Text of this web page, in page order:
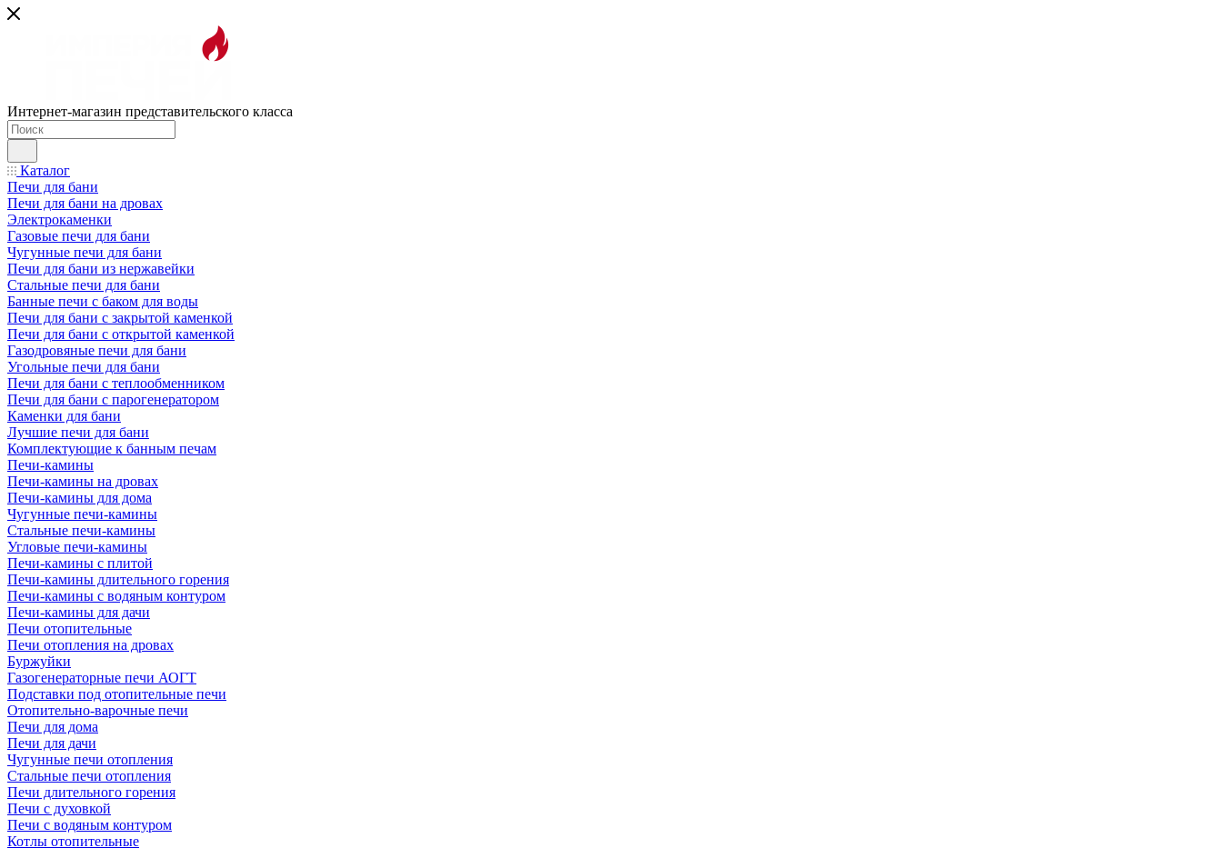
Интернет-магазин представительского класса
Каталог
Печи для бани
Печи для бани на дровах
Электрокаменки
Газовые печи для бани
Чугунные печи для бани
Печи для бани из нержавейки
Стальные печи для бани
Банные печи с баком для воды
Печи для бани с закрытой каменкой
Печи для бани с открытой каменкой
Газодровяные печи для бани
Угольные печи для бани
Печи для бани с теплообменником
Печи для бани с парогенератором
Каменки для бани
Лучшие печи для бани
Комплектующие к банным печам
Печи-камины
Печи-камины на дровах
Печи-камины для дома
Чугунные печи-камины
Стальные печи-камины
Угловые печи-камины
Печи-камины с плитой
Печи-камины длительного горения
Печи-камины с водяным контуром
Печи-камины для дачи
Печи отопительные
Печи отопления на дровах
Буржуйки
Газогенераторные печи АОГТ
Подставки под отопительные печи
Отопительно-варочные печи
Печи для дома
Печи для дачи
Чугунные печи отопления
Стальные печи отопления
Печи длительного горения
Печи с духовкой
Печи с водяным контуром
Котлы отопительные